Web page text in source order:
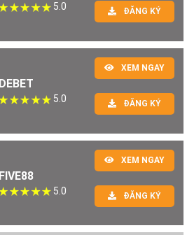
5.0 ĐĂNG KÝ
DEBET
5.0
XEM NGAY
ĐĂNG KÝ
FIVE88
5.0
XEM NGAY
ĐĂNG KÝ